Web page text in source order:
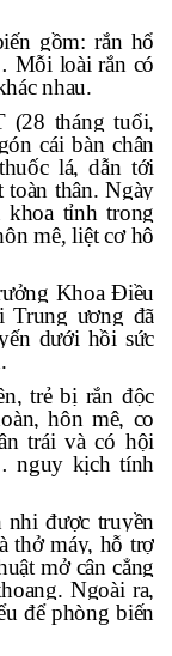
gồm: rắn hổ
Mỗi loài rắn có
nhau.
(28 tháng tuổi,
cái bàn chân
lá, dẫn tới
toàn thân. Ngày
khoa tỉnh trong
mê, liệt cơ hô
Khoa Điều
Trung ương đã
dưới hồi sức
trẻ bị rắn độc
hôn mê, co
trái và có hội
nguy kịch tính
nhi được truyền
thở máy, hỗ trợ
mở cân cẳng
Ngoài ra,
để phòng biến